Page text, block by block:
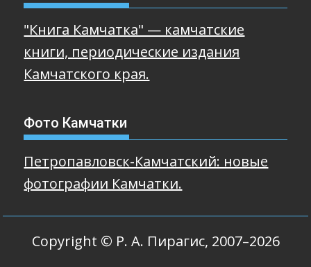
"Книга Камчатка" — камчатские
книги, периодические издания
Камчатского края.
Фото Камчатки
Петропавловск-Камчатский: новые
фотографии Камчатки.
Copyright © Р. А. Пирагис, 2007–2026